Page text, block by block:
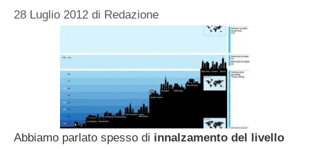
28 Luglio 2012 di Redazione
Abbiamo parlato spesso di innalzamento del livello